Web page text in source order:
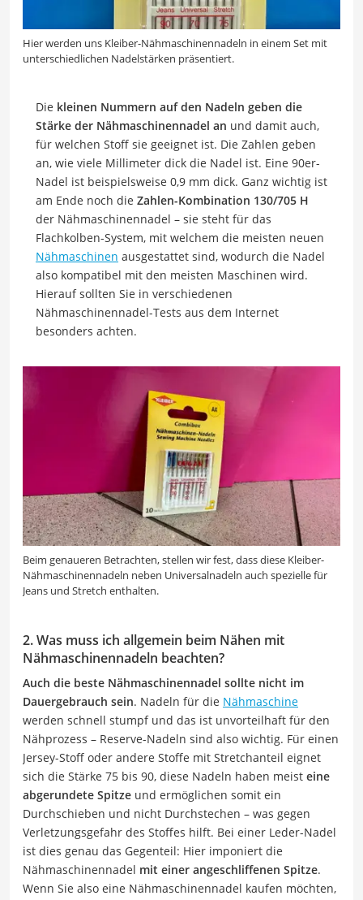
Hier werden uns Kleiber-Nähmaschinennadeln in einem Set mit
unterschiedlichen Nadelstärken präsentiert.
Die kleinen Nummern auf den Nadeln geben die
Stärke der Nähmaschinennadel an und damit auch,
für welchen Stoff sie geeignet ist. Die Zahlen geben
an, wie viele Millimeter dick die Nadel ist. Eine 90er-
Nadel ist beispielsweise 0,9 mm dick. Ganz wichtig ist
am Ende noch die Zahlen-Kombination 130/705 H
der Nähmaschinennadel – sie steht für das
Flachkolben-System, mit welchem die meisten neuen
Nähmaschinen ausgestattet sind, wodurch die Nadel
also kompatibel mit den meisten Maschinen wird.
Hierauf sollten Sie in verschiedenen
Nähmaschinennadel-Tests aus dem Internet
besonders achten.
Beim genaueren Betrachten, stellen wir fest, dass diese Kleiber-
Nähmaschinennadeln neben Universalnadeln auch spezielle für
Jeans und Stretch enthalten.
2. Was muss ich allgemein beim Nähen mit
Nähmaschinennadeln beachten?
Auch die beste Nähmaschinennadel sollte nicht im
Dauergebrauch sein. Nadeln für die Nähmaschine
werden schnell stumpf und das ist unvorteilhaft für den
Nähprozess – Reserve-Nadeln sind also wichtig. Für einen
Jersey-Stoff oder andere Stoffe mit Stretchanteil eignet
sich die Stärke 75 bis 90, diese Nadeln haben meist eine
abgerundete Spitze und ermöglichen somit ein
Durchschieben und nicht Durchstechen – was gegen
Verletzungsgefahr des Stoffes hilft. Bei einer Leder-Nadel
ist dies genau das Gegenteil: Hier imponiert die
Nähmaschinennadel mit einer angeschliffenen Spitze.
Wenn Sie also eine Nähmaschinennadel kaufen möchten,